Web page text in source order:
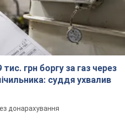
Вояж
якого
російської
геноциду
був
переїзду в РФ йому
врятували
обрав для